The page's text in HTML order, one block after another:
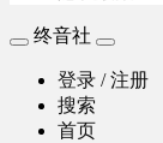
终音社
登录 / 注册
搜索
首页